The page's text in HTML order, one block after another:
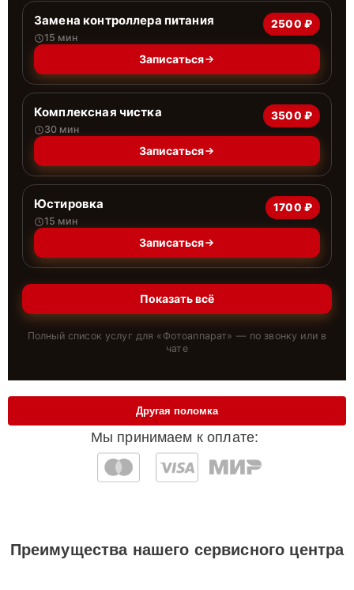
Замена контроллера питания
15 мин
2500 ₽
Записаться
Комплексная чистка
30 мин
3500 ₽
Записаться
Юстировка
15 мин
1700 ₽
Записаться
Показать всё
Полный список услуг для « Фотоаппарат» — по звонку или в
чате
Мы принимаем к оплате:
Другая поломка
Преимущества нашего сервисного центра